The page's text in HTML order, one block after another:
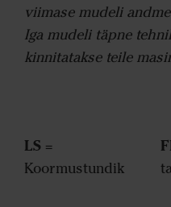
viimase mudeli
Iga mudeli täpne
kinnitatakse teile
LS =
Koormustundik